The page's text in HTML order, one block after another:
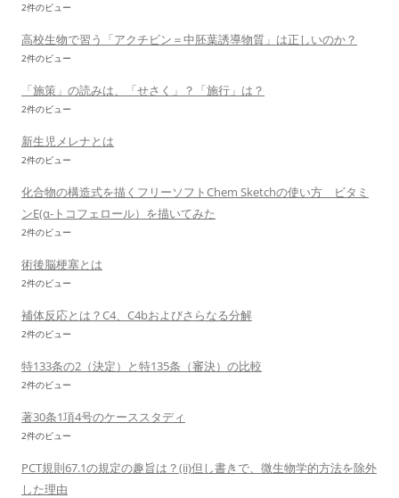
2件のビュー
高校生物で習う「アクチビン＝中胚葉誘導物質」は正しいのか？
2件のビュー
「施策」の読みは、「せさく」？「施行」は？
2件のビュー
新生児メレナとは
2件のビュー
化合物の構造式を描くフリーソフトChem Sketchの使い方 ビタミ
ンE(α-トコフェロール）を描いてみた
2件のビュー
術後脳梗塞とは
2件のビュー
補体反応とは？C4、C4bおよびさらなる分解
2件のビュー
特133条の2（決定）と特135条（審決）の比較
2件のビュー
著30条1項4号のケーススタディ
2件のビュー
PCT規則67.1の規定の趣旨は？(ii)但し書きで、微生物学的方法を除外
した理由